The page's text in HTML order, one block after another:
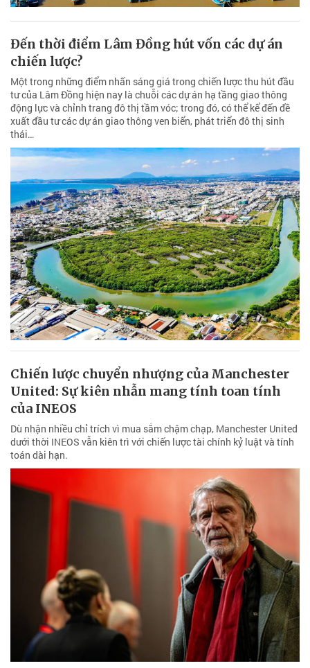
Đến thời điểm Lâm Đồng hút vốn các dự án
chiến lược?
Một trong những điểm nhấn sáng giá trong chiến lược thu hút đầu
tư của Lâm Đồng hiện nay là chuỗi các dự án hạ tầng giao thông
động lực và chỉnh trang đô thị tầm vóc; trong đó, có thể kể đến đề
xuất đầu tư các dự án giao thông ven biển, phát triển đô thị sinh
thái…
Chiến lược chuyển nhượng của Manchester
United: Sự kiên nhẫn mang tính toan tính
của INEOS
Dù nhận nhiều chỉ trích vì mua sắm chậm chạp, Manchester United
dưới thời INEOS vẫn kiên trì với chiến lược tài chính kỷ luật và tính
toán dài hạn.